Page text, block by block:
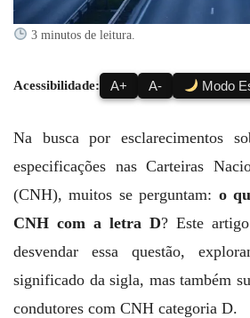
3 minutos de leitura.
Acessibilidade: A+ A- Modo
Na busca por esclarecimentos
especificações nas Carteiras
(CNH), muitos se perguntam: o
CNH com a letra D? Este
desvendar essa questão,
significado da sigla, mas também
condutores com CNH categoria D.